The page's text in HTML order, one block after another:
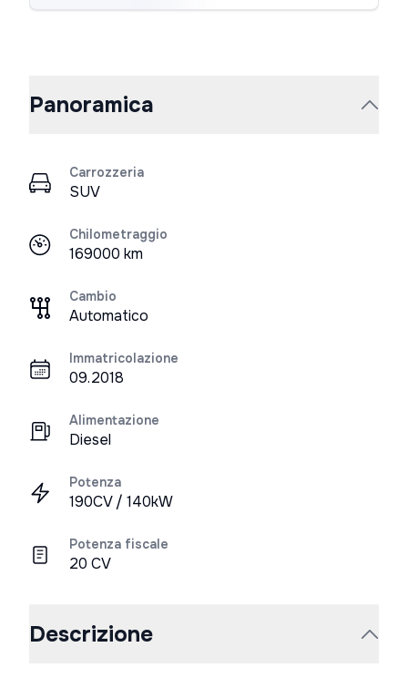
Panoramica
Carrozzeria
SUV
Chilometraggio
169000 km
Cambio
Automatico
Immatricolazione
09.2018
Alimentazione
Diesel
Potenza
190CV / 140kW
Potenza fiscale
20 CV
Descrizione